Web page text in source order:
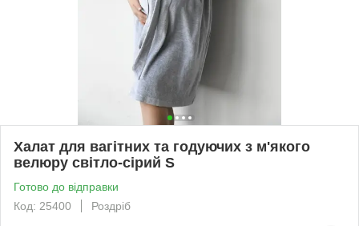
Халат для вагітних та годуючих з м'якого
велюру світло-сірий S
Готово до відправки
Код: 25400
Роздріб